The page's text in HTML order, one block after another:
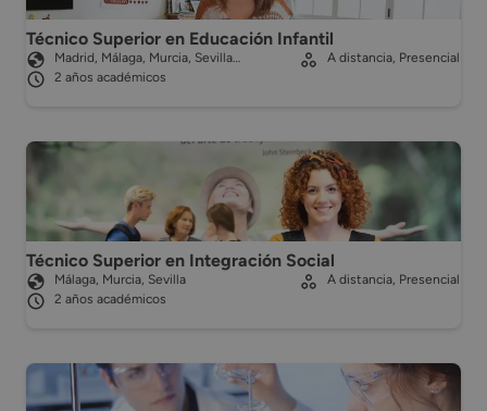
Técnico Superior en Educación Infantil
Madrid, Málaga, Murcia, Sevilla…
2 años académicos
A distancia, Presencial
Técnico Superior en Integración Social
Málaga, Murcia, Sevilla
2 años académicos
A distancia, Presencial